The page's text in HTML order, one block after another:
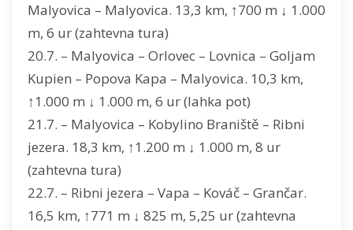
Malyovica – Malyovica. 13,3 km, ↑700 m ↓ 1.000
m, 6 ur (zahtevna tura)
20.7. – Malyovica – Orlovec – Lovnica – Goljam
Kupien – Popova Kapa – Malyovica. 10,3 km,
↑1.000 m ↓ 1.000 m, 6 ur (lahka pot)
21.7. – Malyovica – Kobylino Braniště – Ribni
jezera. 18,3 km, ↑1.200 m ↓ 1.000 m, 8 ur
(zahtevna tura)
22.7. – Ribni jezera – Vapa – Kováč – Grančar.
16,5 km, ↑771 m ↓ 825 m, 5,25 ur (zahtevna